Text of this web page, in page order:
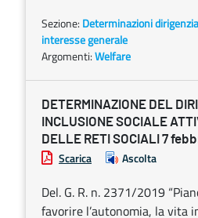
Sezione: Determinazioni
interesse generale
Argomenti:Welfare
DETERMINAZIONE DEL
INCLUSIONE SOCIALE
DELLE RETI SOCIALI 7
Scarica Ascolta
Del. G. R. n. 2371/2019
favorire l’autonomia, la vita